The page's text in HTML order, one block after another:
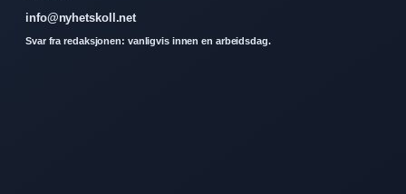
info@nyhetskoll.net
Svar fra redaksjonen: vanligvis innen en arbeidsdag.